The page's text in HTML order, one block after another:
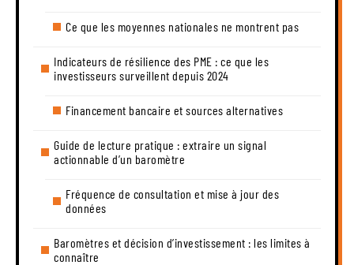
Ce que les moyennes nationales ne montrent pas
Indicateurs de résilience des PME : ce que les
investisseurs surveillent depuis 2024
Financement bancaire et sources alternatives
Guide de lecture pratique : extraire un signal
actionnable d’un baromètre
Fréquence de consultation et mise à jour des
données
Baromètres et décision d’investissement : les limites à
connaître